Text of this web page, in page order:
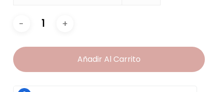
Añadir Al Carrito